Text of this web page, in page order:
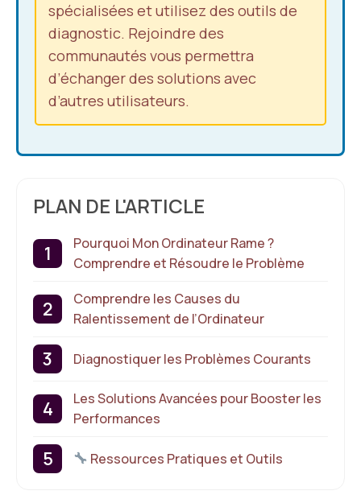
spécialisées et utilisez des outils de
diagnostic. Rejoindre des
communautés vous permettra
d’échanger des solutions avec
d’autres utilisateurs.
PLAN DE L'ARTICLE
Pourquoi Mon Ordinateur Rame ?
Comprendre et Résoudre le Problème
Comprendre les Causes du
Ralentissement de l’Ordinateur
Diagnostiquer les Problèmes Courants
Les Solutions Avancées pour Booster les
Performances
Ressources Pratiques et Outils